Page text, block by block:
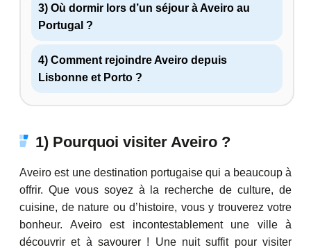
3) Où dormir lors d’un séjour à Aveiro au
Portugal ?
4) Comment rejoindre Aveiro depuis
Lisbonne et Porto ?
1) Pourquoi visiter Aveiro ?
Aveiro est une destination portugaise qui a beaucoup à
offrir. Que vous soyez à la recherche de culture, de
cuisine, de nature ou d’histoire, vous y trouverez votre
bonheur. Aveiro est incontestablement une ville à
découvrir et à savourer ! Une nuit suffit pour visiter